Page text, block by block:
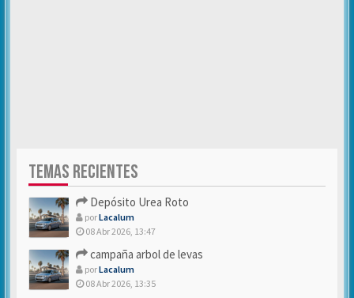
TEMAS RECIENTES
Depósito Urea Roto
porLacalum
08 Abr 2026, 13:47
campaña arbol de levas
porLacalum
08 Abr 2026, 13:35